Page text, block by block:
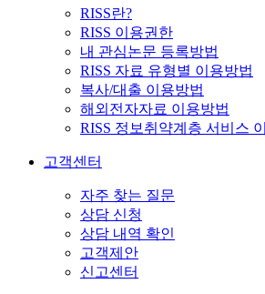
RISS란?
RISS 이용권한
내 관심논문 등록방법
RISS 자료 유형별 이용방법
복사/대출 이용방법
해외전자자료 이용방법
RISS 정보취약계층 서비스
고객센터
자주 찾는 질문
상담 신청
상담 내역 확인
고객제안
신고센터